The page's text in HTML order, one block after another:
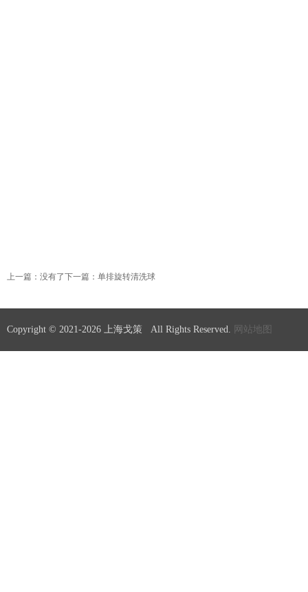
上一篇：没有了下一篇：单排旋转清洗球
Copyright © 2021-2026 上海戈策 All Rights Reserved. 网站地图